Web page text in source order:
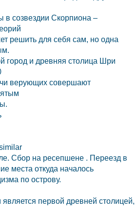
в созвездии Скорпиона –
решить для себя сам, но одна
город и древняя столица Шри
верующих совершают
Сбор на ресепшене . Переезд в
места откуда началось
по острову.
первой древней столицей,